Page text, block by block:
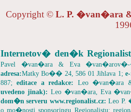
Copyright © L. P. �van�ara
Internetov� den�k
Pavel �van�ara & Eva
adresa:Matky Bo�� 24, 586 01 Jihlava 1;
887;editace a redakce: Leo �van�ara
uvedeno jinak): Leo �van�ara, Eva
dom�n serveru www.regionalist.cz: Leo P.
o mo�nosti sponsoringu Regionalistu: